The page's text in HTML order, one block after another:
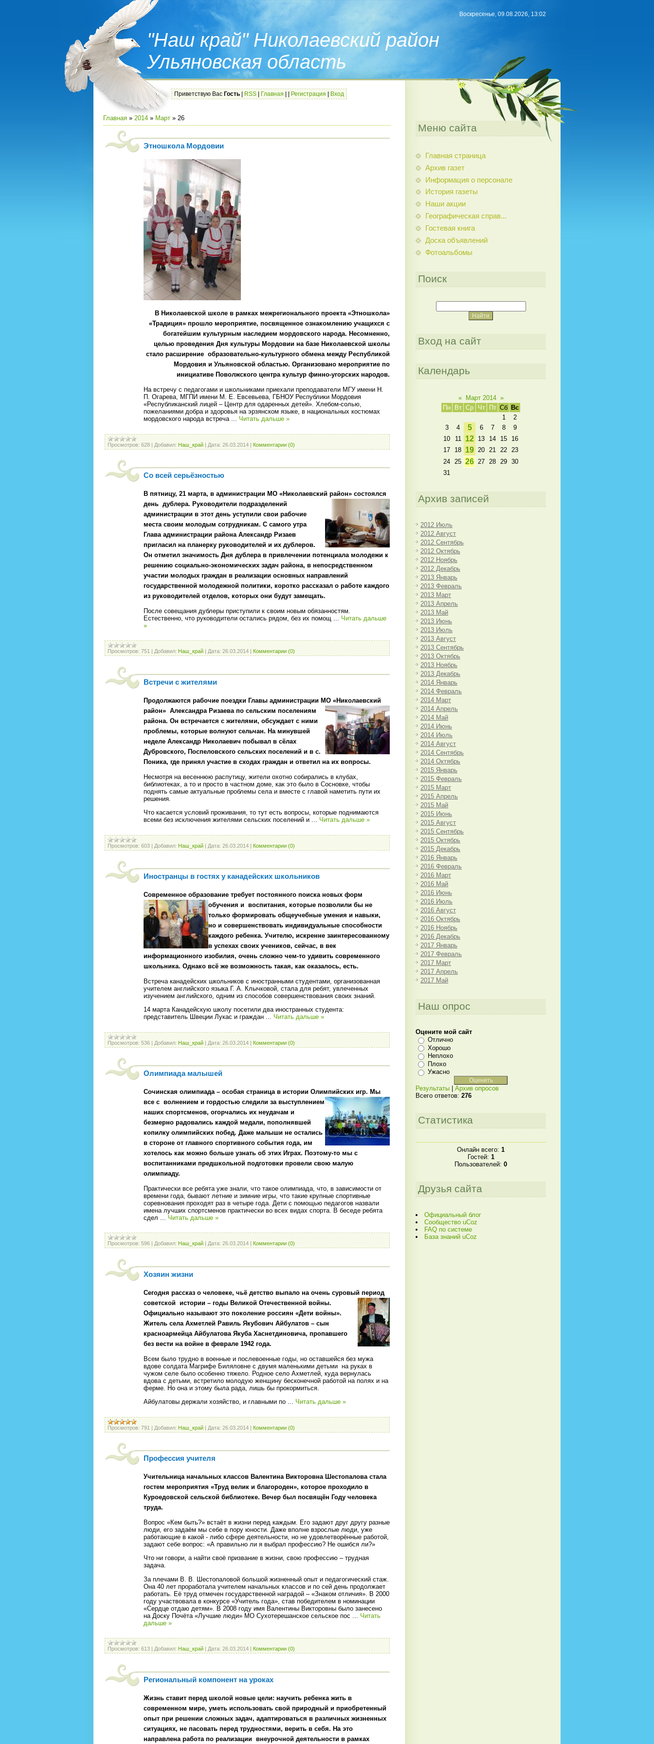
"Наш край" Николаевский район
Ульяновская область
Воскресенье, 09.08.2026, 13:02
Приветствую Вас Гость RSS Главная Регистрация Вход
Главная » 2014 » Март » 26
Этношкола Мордовии
В Николаевской школе в рамках межрегионального проекта «Этношкола»
«Традиция» прошло мероприятие, посвященное ознакомлению учащихся с
богатейшим культурным наследием мордовского народа. Несомненно,
целью проведения Дня культуры Мордовии на базе Николаевской школы
стало расширение образовательно-культурного обмена между Республикой
Мордовия и Ульяновской областью. Организовано мероприятие по
инициативе Поволжского центра культур финно-угорских народов.
На встречу с педагогами и школьниками приехали преподаватели МГУ имени Н.
П. Огарева, МГПИ имени М. Е. Евсевьева, ГБНОУ Республики Мордовия
«Республиканский лицей – Центр для одаренных детей». Хлебом-солью,
пожеланиями добра и здоровья на эрзянском языке, в национальных костюмах
мордовского народа встреча ... Читать дальше »
Просмотров: 628 | Добавил: Наш_край | Дата: 26.03.2014 | Комментарии (0)
Со всей серьёзностью
В пятницу, 21 марта, в администрации МО «Николаевский район» состоялся
день дублера. Руководители подразделений
администрации в этот день уступили свои рабочие
места своим молодым сотрудникам. С самого утра
Глава администрации района Александр Ризаев
пригласил на планерку руководителей и их дублеров.
Он отметил значимость Дня дублера в привлечении потенциала молодежи к
решению социально-экономических задач района, в непосредственном
участии молодых граждан в реализации основных направлений
государственной молодежной политики, коротко рассказал о работе каждого
из руководителей отделов, которых они будут замещать.
После совещания дублеры приступили к своим новым обязанностям.
Естественно, что руководители остались рядом, без их помощ
Читать дальше
»
Просмотров: 751 Добавил: Наш_край Дата: 26.03.2014 Комментарии (0)
Встречи с жителями
Продолжаются рабочие поездки Главы администрации МО «Николаевский
район» Александра Ризаева по сельским поселениям
района. Он встречается с жителями, обсуждает с ними
проблемы, которые волнуют сельчан. На минувшей
неделе Александр Николаевич побывал в сёлах
Дубровского, Поспеловского сельских поселений и в с.
Поника, где принял участие в сходах граждан и ответил на их вопросы.
Несмотря на весеннюю распутицу, жители охотно собирались в клубах,
библиотеках, а то и просто в частном доме, как это было в Сосновке, чтобы
поднять самые актуальные проблемы села и вместе с главой наметить пути их
решения.
Что касается условий проживания, то тут есть вопросы, которые поднимаются
всеми без исключения жителями сельских поселений и ... Читать дальше »
Просмотров: 603 | Добавил: Наш_край | Дата: 26.03.2014 | Комментарии (0)
Иностранцы в гостях у канадейских школьников
Современное образование требует постоянного поиска новых форм
обучения и воспитания, которые позволили бы не
только формировать общеучебные умения и навыки,
но и совершенствовать индивидуальные способности
каждого ребенка. Учителю, искренне заинтересованному
в успехах своих учеников, сейчас, в век
информационного изобилия, очень сложно чем-то удивить современного
школьника. Однако всё же возможность такая, как оказалось, есть.
Встреча канадейских школьников с иностранными студентами, организованная
учителем английского языка Г. А. Клычковой, стала для ребят, увлеченных
изучением английского, одним из способов совершенствования своих знаний.
14 марта Канадейскую школу посетили два иностранных студента:
представитель Швеции Лукас и граждан ... Читать дальше »
Просмотров: 536 | Добавил: Наш_край | Дата: 26.03.2014 | Комментарии (0)
Олимпиада малышей
Сочинская олимпиада – особая страница в истории Олимпийских игр. Мы
все с волнением и гордостью следили за выступлением
наших спортсменов, огорчались их неудачам и
безмерно радовались каждой медали, пополнявшей
копилку олимпийских побед. Даже малыши не остались
в стороне от главного спортивного события года, им
хотелось как можно больше узнать об этих Играх. Поэтому-то мы с
воспитанниками предшкольной подготовки провели свою малую
олимпиаду.
Практически все ребята уже знали, что такое олимпиада, что, в зависимости от
времени года, бывают летние и зимние игры, что такие крупные спортивные
соревнования проходят раз в четыре года. Дети с помощью педагогов назвали
имена лучших спортсменов практически во всех видах спорта. В беседе ребята
сдел
Читать дальше »
Просмотров: 596 Добавил: Наш_край Дата: 26.03.2014 Комментарии (0)
Хозяин жизни
Сегодня рассказ о человеке, чьё детство выпало на очень суровый период
советской истории – годы Великой Отечественной войны.
Официально называют это поколение россиян «Дети войны».
Житель села Ахметлей Равиль Якубович Айбулатов – сын
красноармейца Айбулатова Якуба Хаснетдиновича, пропавшего
без вести на войне в феврале 1942 года.
Всем было трудно в военные и послевоенные годы, но оставшейся без мужа
вдове солдата Магрифе Биляловне с двумя маленькими детьми на руках в
чужом селе было особенно тяжело. Родное село Ахметлей, куда вернулась
вдова с детьми, встретило молодую женщину бесконечной работой на полях и на
ферме. Но она и этому была рада, лишь бы прокормиться.
Айбулатовы держали хозяйство, и главными по ... Читать дальше »
Просмотров: 791 | Добавил: Наш_край | Дата: 26.03.2014 | Комментарии (0)
Профессия учителя
Учительница начальных классов Валентина Викторовна Шестопалова стала
гостем мероприятия «Труд велик и благороден», которое проходило в
Куроедовской сельской библиотеке. Вечер был посвящён Году человека
труда.
Вопрос «Кем быть?» встаёт в жизни перед каждым. Его задают друг другу разные
люди, его задаём мы себе в пору юности. Даже вполне взрослые люди, уже
работающие в какой - либо сфере деятельности, но не удовлетворённые работой,
задают себе вопрос: «А правильно ли я выбрал профессию? Не ошибся ли?»
Что ни говори, а найти своё призвание в жизни, свою профессию – трудная
задача.
За плечами В. В. Шестопаловой большой жизненный опыт и педагогический стаж.
Она 40 лет проработала учителем начальных классов и по сей день продолжает
работать. Её труд отмечен государственной наградой – «Знаком отличия». В 2000
году участвовала в конкурсе «Учитель года», став победителем в номинации
«Сердце отдаю детям». В 2008 году имя Валентины Викторовны было занесено
на Доску Почёта «Лучшие люди» МО Сухотерешанское сельское пос
Читать
дальше »
Просмотров: 613 | Добавил: Наш_край | Дата: 26.03.2014 | Комментарии (0)
Региональный компонент на уроках
Жизнь ставит перед школой новые цели: научить ребенка жить в
современном мире, уметь использовать свой природный и приобретенный
опыт при решении сложных задач, адаптироваться в различных жизненных
ситуациях, не пасовать перед трудностями, верить в себя. На это
направлена работа по реализации внеурочной деятельности в рамках
Меню сайта
Главная страница
Архив газет
Информация о персонале
История газеты
Наши акции
Географическая справ...
Гостевая книга
Доска объявлений
Фотоальбомы
Поиск
Вход на сайт
Календарь
« Март 2014 »
Пн
Вт Ср Чт Пт Сб Вс
1
2
3
4 5 6 7 8
9
10
11 12 13 14 15
16
17
18 19 20 21 22
23
24
25 26 27 28 29 30
31
Архив записей
2012 Июль
2012 Август
2012 Сентябрь
2012 Октябрь
2012 Ноябрь
2012 Декабрь
2013 Январь
2013 Февраль
2013 Март
2013 Апрель
2013 Май
2013 Июнь
2013 Июль
2013 Август
2013 Сентябрь
2013 Октябрь
2013 Ноябрь
2013 Декабрь
2014 Январь
2014 Февраль
2014 Март
2014 Апрель
2014 Май
2014 Июнь
2014 Июль
2014 Август
2014 Сентябрь
2014 Октябрь
2015 Январь
2015 Февраль
2015 Март
2015 Апрель
2015 Май
2015 Июнь
2015 Август
2015 Сентябрь
2015 Октябрь
2015 Декабрь
2016 Январь
2016 Февраль
2016 Март
2016 Май
2016 Июнь
2016 Июль
2016 Август
2016 Октябрь
2016 Ноябрь
2016 Декабрь
2017 Январь
2017 Февраль
2017 Март
2017 Апрель
2017 Май
Наш опрос
Оцените мой сайт
Отлично
Хорошо
Неплохо
Плохо
Ужасно
Результаты
Архив опросов
Всего ответов: 276
Статистика
Онлайн всего: 1
Гостей: 1
Пользователей: 0
Друзья сайта
Официальный блог
Сообщество uCoz
FAQ по системе
База знаний uCoz